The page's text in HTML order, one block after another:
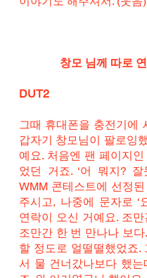
창모 님께 따로
DUT2
그때 휴대폰을 충전기에
갑자기 창모님이 팔로잉
예요. 처음엔 팬 페이지
었던 거죠. ‘어 뭐지? 잘
WMM 콘테스트에 선정
주시고, 나중에 문자로 ‘
연락이 오신 거예요. 조
조만간 한 번 만나나 보
할 정도로 얼떨떨했었죠.
서 물 건너갔나보다 했